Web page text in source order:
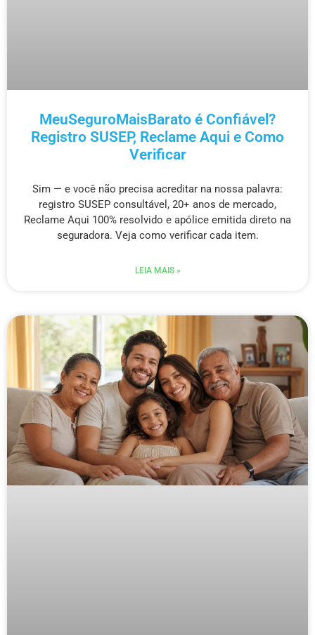
MeuSeguroMaisBarato é Confiável?
Registro SUSEP, Reclame Aqui e Como
Verificar
Sim — e você não precisa acreditar na nossa palavra:
registro SUSEP consultável, 20+ anos de mercado,
Reclame Aqui 100% resolvido e apólice emitida direto na
seguradora. Veja como verificar cada item.
LEIA MAIS »